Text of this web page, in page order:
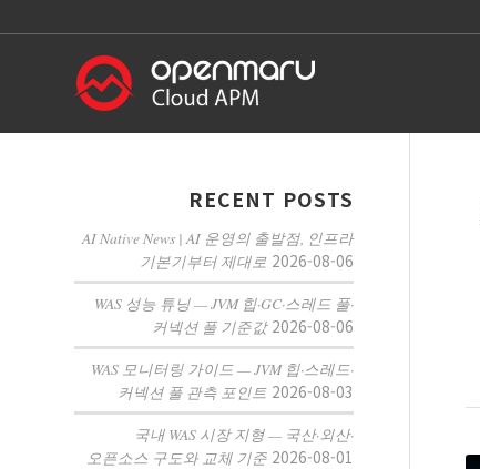
RECENT POSTS
AI Native News | AI 운영의 출발점, 인프라
기본기부터 제대로 2026-08-06
WAS 성능 튜닝 — JVM 힙·GC·스레드 풀·
커넥션 풀 기준값 2026-08-06
WAS 모니터링 가이드 — JVM 힙·스레드·
커넥션 풀 관측 포인트 2026-08-03
국내 WAS 시장 지형 — 국산·외산·
오픈소스 구도와 교체 기준 2026-08-01